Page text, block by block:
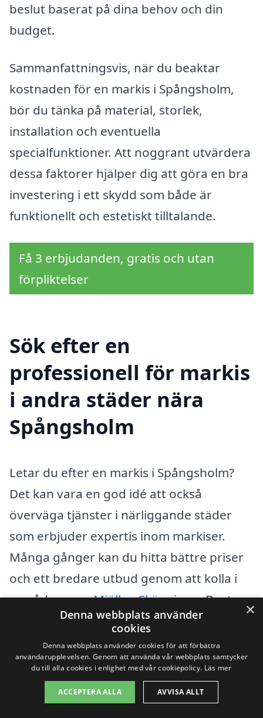
beslut baserat på dina behov och din
budget.
Sammanfattningsvis, när du beaktar
kostnaden för en markis i Spångsholm,
bör du tänka på material, storlek,
installation och eventuella
specialfunktioner. Att noggrant utvärdera
dessa faktorer hjälper dig att göra en bra
investering i ett skydd som både är
funktionellt och estetiskt tilltalande.
Få 3 erbjudanden, gratis och utan
förpliktelser
Sök efter en
professionell för markis
i andra städer nära
Spångsholm
Letar du efter en markis i Spångsholm?
Det kan vara en god idé att också
överväga tjänster i närliggande städer
som erbjuder expertis inom markiser.
Många gånger kan du hitta bättre priser
och ett bredare utbud genom att kolla i
områden somMjölby,Skänninge, Baxter,
Vadstena, Håkantorp, ochÖdeshög
markis-pris.se kan du enkelt få
offertförslag från kvalificerade företag i
dessa områden.
×
Denna webbplats använder
cookies
Denna webbplats använder cookies för att förbättra
användarupplevelsen. Genom att använda vår webbplats samtycker
du till alla cookies i enlighet med vår cookiepolicy. Läs mer
ACCEPTERA ALLA AVVISA ALLT